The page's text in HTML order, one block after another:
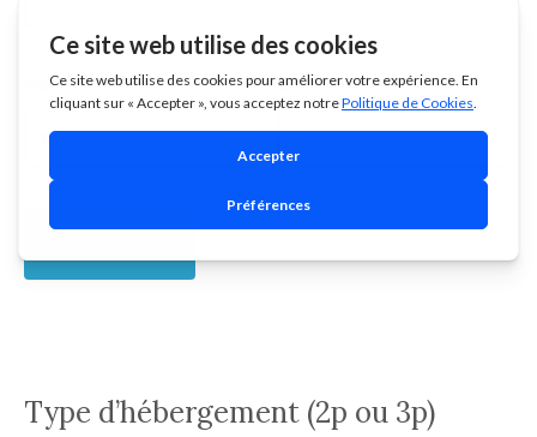
Adultes Enfants
Type d’hébergement (2p ou 3p)